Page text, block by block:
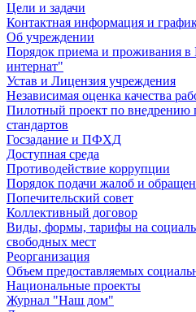
Цели и задачи
Контактная информация и
Об учреждении
Порядок приема и проживания
интернат"
Устав и Лицензия учреждения
Независимая оценка качества
Пилотный проект по внедрению
стандартов
Госзадание и ПФХД
Доступная среда
Противодействие коррупции
Порядок подачи жалоб и
Попечительский совет
Коллективный договор
Виды, формы, тарифы на
свободных мест
Реорганизация
Объем предоставляемых
Национальные проекты
Журнал "Наш дом"